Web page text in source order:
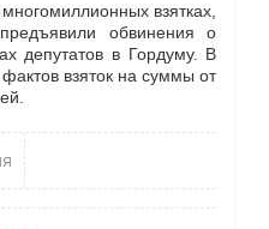
взятках,
обвинения о
депутатов в Гордуму. В
взяток на суммы от